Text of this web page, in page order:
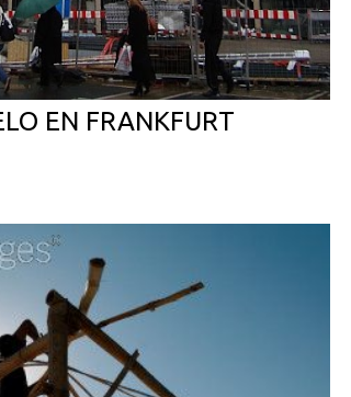
EN FRANKFURT